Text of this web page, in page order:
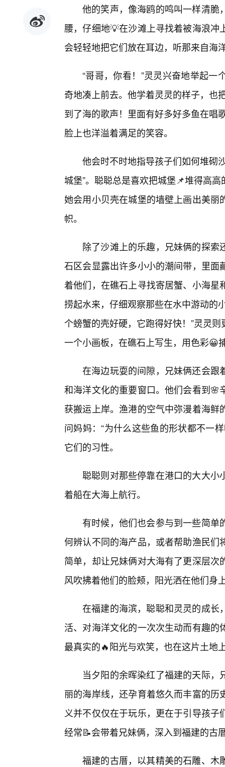
他的笑声，像海鸥的鸣叫一样清脆
腰，仔细地💡在沙滩上寻找着被海浪
会轻轻地把它们放在耳边，听那来自海
“哥哥，你看！”灵灵兴奋地举起
奇地凑上前去。他学着灵灵的样子，也
到了海的歌声！里面有好多好多鱼在唱
脸上也洋溢着满足的笑容。
他会时不时地指导孩子们如何堆砌
城堡”。聪聪总是喜欢把城堡📌堆得高
她会用小贝壳在城堡的墙壁上画出美
帜。
除了沙滩上的乐趣，兄妹俩的探
石区会显露出许多小小的潮间带，里
着他们，在礁石上寻找寄居蟹、小海
捞起水来，仔细观察那些在水中游动的
个螃蟹的壳好硬，它跑得好快！”灵灵
一个小画板，在礁石上写生，用色彩😀
在海边玩耍的间隙，兄妹俩还会跟
和海洋文化的重要窗口。他们会看到
获搬运上岸。渔港的空气中弥漫着海
问妈妈：“为什么这些鱼的形状都不一
它们的习性。
聪聪则对那些停靠在港口的大大小
着船在大海上航行。
有时候，他们也会参与到一些简
何辨认不同的海产品，或者帮助渔民
简单，却让兄妹俩对大海有了更深层
风吹拂着他们的脸颊，阳光洒在他们身
在福建的海滨，聪聪和灵灵的成长
活、对海洋文化的一次次生动而有趣
最真实的🔥阳光与欢笑，也在这片土地
当夕阳的余晖染红了福建的天际
丽的海岸线，还孕育着悠久而丰富的
义并不仅仅在于玩乐，更在于引导孩
经常📝会带着兄妹俩，深入到福建的古
福建的古厝，以其精美的石雕、木